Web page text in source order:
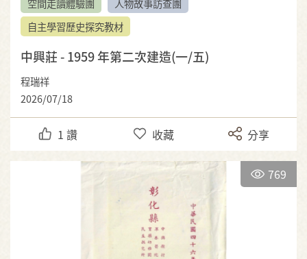
自主學習歷史探究教材
中興莊 - 1959 年第二次建造(一/五)
程瑞祥
2026/07/18
1 讚 收藏 分享
769